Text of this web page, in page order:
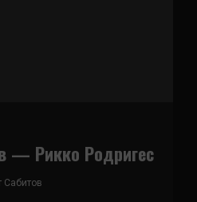
— Рикко Родригес
Сабитов